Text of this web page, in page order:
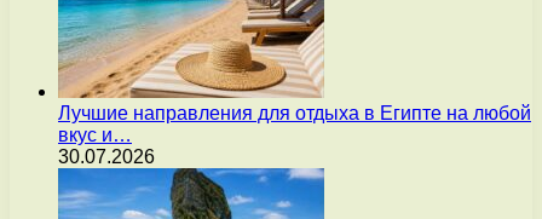
Лучшие направления для отдыха в Египте на любой
вкус и…
30.07.2026